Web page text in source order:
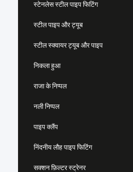
स्टेनलेस स्टील पाइप फिटिंग
स्टील पाइप और ट्यूब
स्टील स्क्वायर ट्यूब और पाइप
निकला हुआ
राजा के निप्पल
नली निप्पल
पाइप क्लैंप
निंदनीय लौह पाइप फिटिंग
सक्शन फ़िल्टर स्ट्रेनर